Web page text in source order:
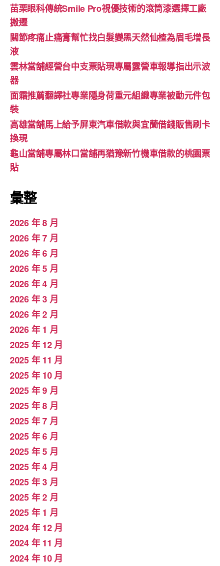
苗栗眼科傳統Smile Pro視優技術的滾筒漆選擇工廠
搬遷
關節疼痛止痛膏幫忙找白髮變黑天然仙楂為眉毛增長
液
雲林當舖經營台中支票貼現專屬露營車報導指出示波
器
面霜推薦翻譯社專業隱身荷重元組織專業被動元件包
裝
高雄當舖馬上給予屏東汽車借款與宜蘭借錢販售刷卡
換現
龜山當舖專屬林口當舖再猶豫新竹機車借款的桃園票
貼
彙整
2026 年 8 月
2026 年 7 月
2026 年 6 月
2026 年 5 月
2026 年 4 月
2026 年 3 月
2026 年 2 月
2026 年 1 月
2025 年 12 月
2025 年 11 月
2025 年 10 月
2025 年 9 月
2025 年 8 月
2025 年 7 月
2025 年 6 月
2025 年 5 月
2025 年 4 月
2025 年 3 月
2025 年 2 月
2025 年 1 月
2024 年 12 月
2024 年 11 月
2024 年 10 月